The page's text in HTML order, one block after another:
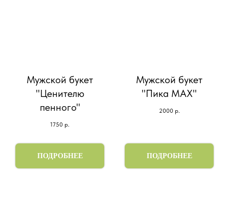
Мужской букет
"Ценителю
пенного"
1750 р.
ПОДРОБНЕЕ
Мужской букет
"Пика МАХ"
2000 р.
ПОДРОБНЕЕ